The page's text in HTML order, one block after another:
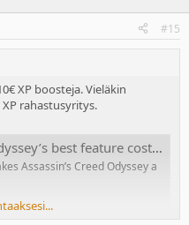
#15
XP boosteja. Vieläkin
rahastusyritys.
best feature costs an extra 10 bucks
Assassin’s Creed Odyssey a